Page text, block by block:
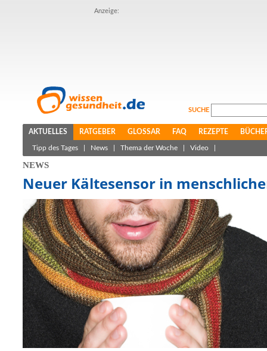
Anzeige:
SUCHE
AKTUELLES RATGEBER GLOSSAR FAQ REZEPTE
Tipp des Tages News Thema der Woche Video
NEWS
Neuer Kältesensor in